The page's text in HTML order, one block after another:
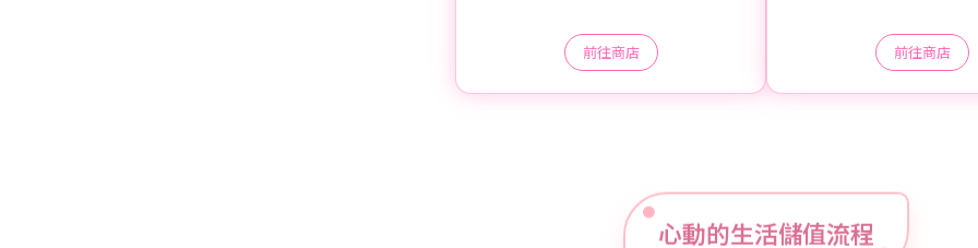
前往商店 前往商店
心動的生活儲值流程